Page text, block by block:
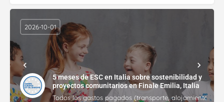
5 meses de ESC en Italia sobre sostenibilidad y
proyectos comunitarios en Finale Emilia, Italia
Todos los gastos pagados (transporte, alojamiento,
2026-10-01